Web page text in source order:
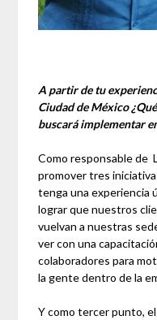
A partir de tu
Ciudad de México
buscará implementar
Como responsable de
promover tres
tenga una experiencia
lograr que nuestros
vuelvan a nuestras
ver con una
colaboradores para
la gente dentro de la
Y como tercer punto,